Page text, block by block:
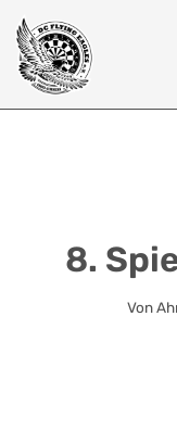
Zum
Inhalt
springen
8.
Von